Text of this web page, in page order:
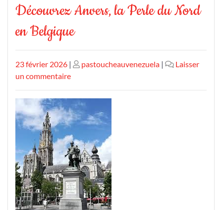
Découvrez Anvers, la Perle du Nord
en Belgique
Publié
le
23 février 2026 | Publié
pastoucheauvenezuela |
Laisser
un commentairesur
Anvers,
la
Perle
du
Nord
en
Belgique